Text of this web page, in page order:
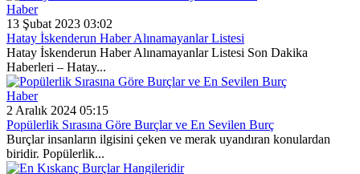
Haber
13 Şubat 2023 03:02
Hatay İskenderun Haber Alınamayanlar Listesi
Hatay İskenderun Haber Alınamayanlar Listesi Son Dakika
Haberleri – Hatay...
Haber
2 Aralık 2024 05:15
Popülerlik Sırasına Göre Burçlar ve En Sevilen Burç
Burçlar insanların ilgisini çeken ve merak uyandıran konulardan
biridir. Popülerlik...